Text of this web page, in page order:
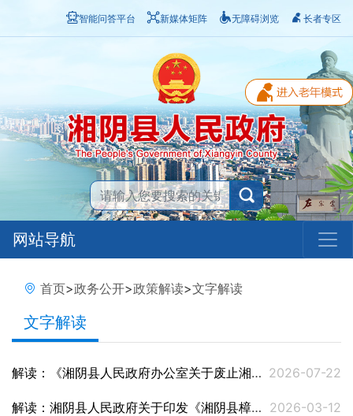
智能问答平台 新媒体矩阵 无障碍浏览 长者专区
网站导航
首页>政务公开>政策解读>文字解读
文字解读
解读：《湘阴县人民政府办公室关于废止湘阴政办〔2023〕17号文件的通知》 2026-07-22
解读：湘阴县人民政府关于印发《湘阴县樟树港辣椒专用标识管理办法》的通知 2026-03-12